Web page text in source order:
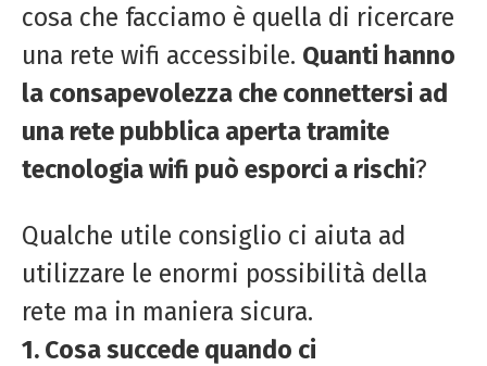
cosa che facciamo è quella di ricercare
una rete wifi accessibile. Quanti hanno
la consapevolezza che connettersi ad
una rete pubblica aperta tramite
tecnologia wifi può esporci a rischi?
Qualche utile consiglio ci aiuta ad
utilizzare le enormi possibilità della
rete ma in maniera sicura.
1. Cosa succede quando ci